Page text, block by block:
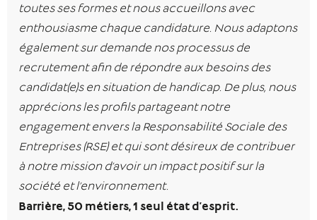
toutes ses formes et nous accueillons avec
enthousiasme chaque candidature. Nous adaptons
également sur demande nos processus de
recrutement afin de répondre aux besoins des
candidat(e)s en situation de handicap. De plus, nous
apprécions les profils partageant notre
engagement envers la Responsabilité Sociale des
Entreprises (RSE) et qui sont désireux de contribuer
à notre mission d’avoir un impact positif sur la
société et l’environnement.
Barrière, 50 métiers, 1 seul état d’esprit.